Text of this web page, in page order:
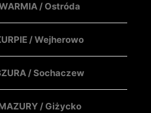
/ Ostróda
/ Wejherowo
/ Sochaczew
/ Giżycko